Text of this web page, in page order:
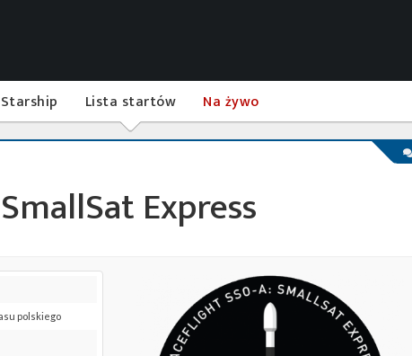
Starship Lista startów Na żywo
Express
polskiego